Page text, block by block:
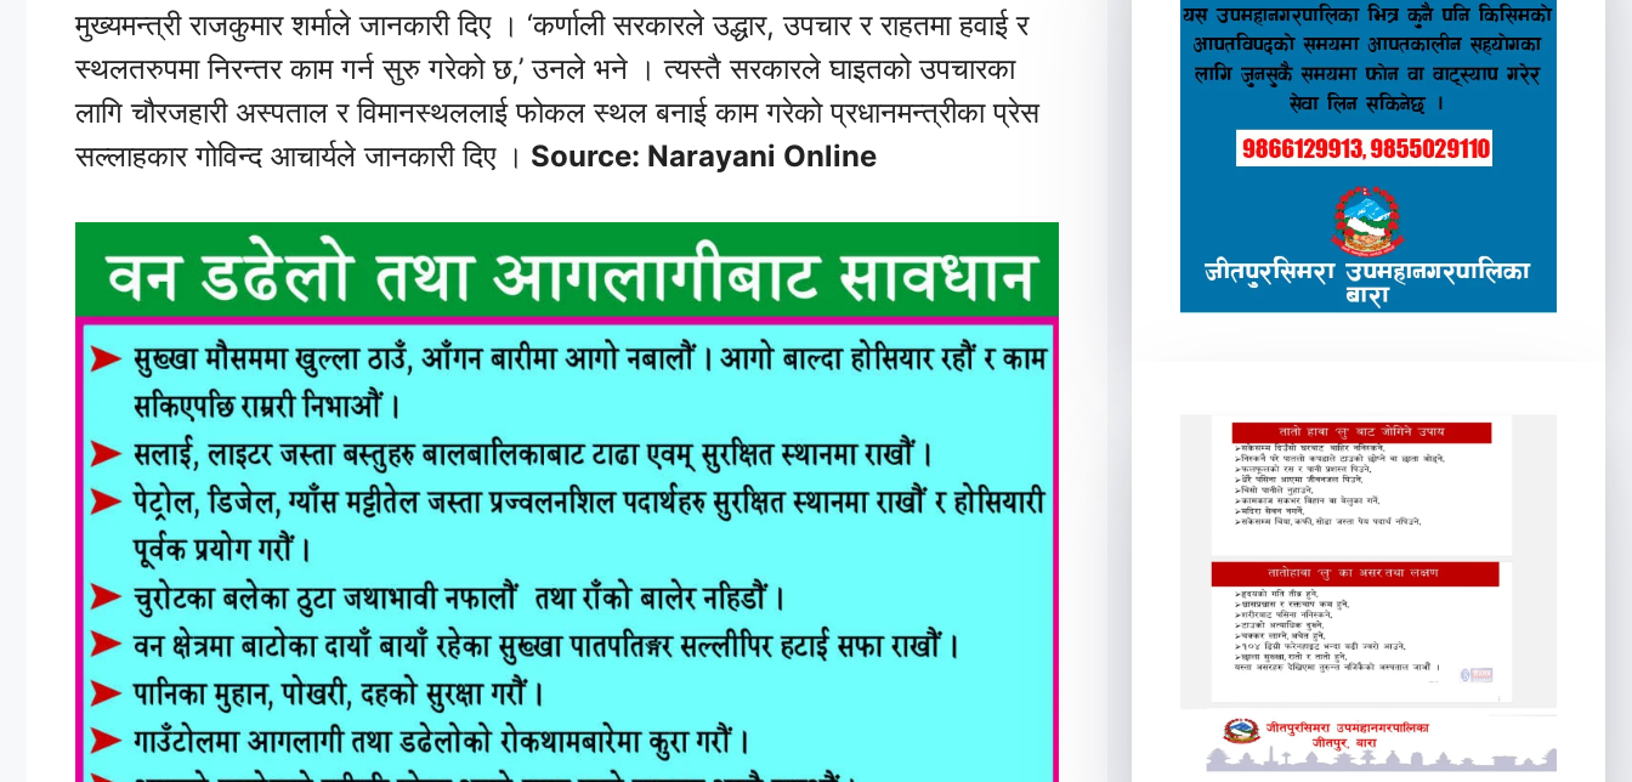
मुख्यमन्त्री राजकुमार शर्माले जानकारी दिए । ‘कर्णाली सरकारले उद्धार, उपचार र राहतमा हवाई र
स्थलतरुपमा निरन्तर काम गर्न सुरु गरेको छ,’ उनले भने । त्यस्तै सरकारले घाइतको उपचारका
लागि चौरजहारी अस्पताल र विमानस्थललाई फोकल स्थल बनाई काम गरेको प्रधानमन्त्रीका प्रेस
सल्लाहकार गोविन्द आचार्यले जानकारी दिए । Source: Narayani Online